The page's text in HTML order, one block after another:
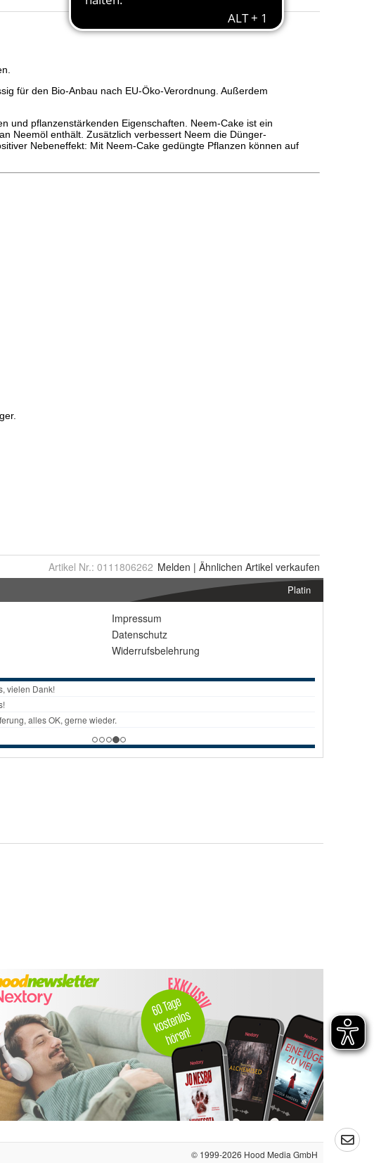
Artikel Nr.: 0111806262 Melden | Ähnlichen Artikel verkaufen
Platin
Impressum
Datenschutz
Widerrufsbelehrung
© 1999-2026 Hood Media GmbH